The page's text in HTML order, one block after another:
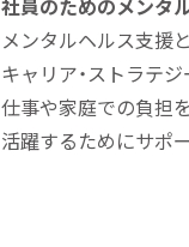
社員のためのメンタ
メンタルヘルス支援
キャリア・ストラテジ
仕事や家庭での負担
活躍するためにサポ